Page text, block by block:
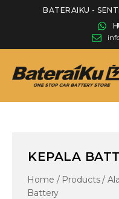
BATERAIKU -
KEPALA
Home / Products/
Battery